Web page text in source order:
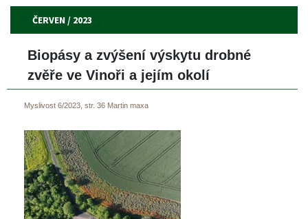
ČERVEN / 2023
Biopásy a zvýšení výskytu drobné
zvěře ve Vinoři a jejím okolí
Myslivost 6/2023, str. 36 Martin maxa